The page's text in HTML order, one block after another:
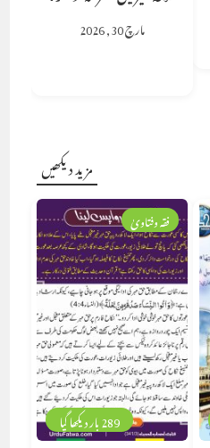
مارچ 30, 2026
مزید دیکھیں
289 بار دیکھا گیا
فقہ وفتاویٰ